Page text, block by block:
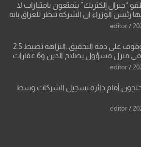
“جنرال إلكتريك” يتمتعون بامتيازات لا
رئيس الوزراء ان الشركة تنظر للعراق بانه
وتفرض شروطها
editor
المتهم موقوف على ذمة التحقيق..النزاهة تضبط 2.5
مليار دينار في منزل مسؤول بصلاح الدين و6 عقارات
editor
أمام دائرة تسجيل الشركات وسط
editor